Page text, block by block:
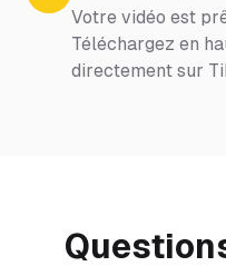
Votre vidéo est
Téléchargez en
directement sur